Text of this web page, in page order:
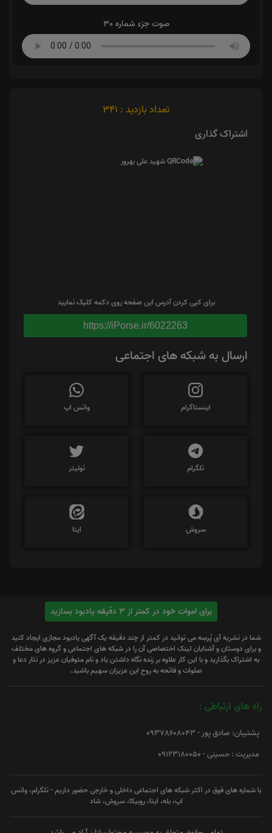
صوت جزء شماره 30
تعداد بازدید : 341
اشتراک گذاری
برای کپی کردن آدرس این صفحه روی دکمه کلیک نمایید
https://iPorse.ir/6022263
ارسال به شبکه های اجتماعی
اینستاگرام واتس اپ
تلگرام توئیتر
سروش ایتا
برای اموات خود در کمتر از 3 دقیقه یادبود بسازید
شما در نشریه آی پُرسِه می توانید در کمتر از چند دقیقه یک آگهی یادبود مجازی ایجاد کنید
و برای دوستان و آشنایان لینک اختصاصی آن را در شبکه های اجتماعی و گروه های مختلف
به اشتراک بگذارید و با این کار علاوه بر زنده نگاه داشتن یاد و نام متوفیان عزیز در نثار دعا و
صلوات و فاتحه به روح این عزیزان سهیم باشید.
راه های ارتباطی :
پشتیبان: صادق پور - 09378608043
مدیریت : حسینی - 09123180050
با شماره های فوق در اکثر شبکه های اجتماعی داخلی و خارجی حضور داریم - تلگرام، واتس
اپ، بله، ایتا، روبیکا، سروش، شاد